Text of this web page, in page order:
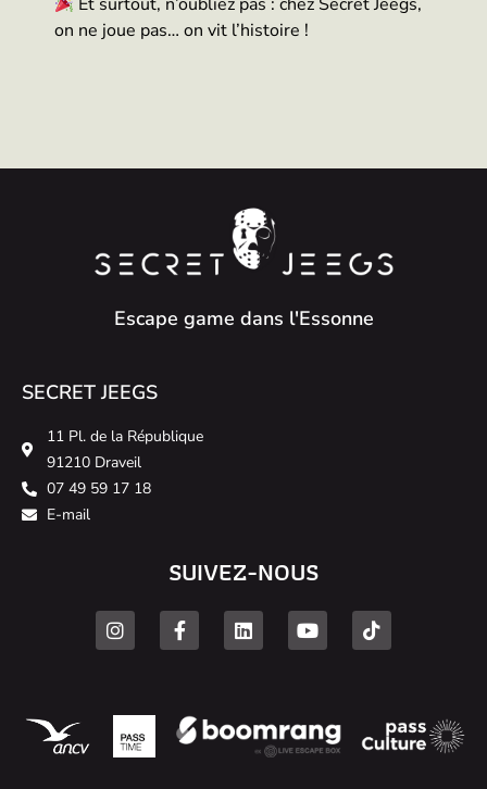
Et surtout, n’oubliez pas : chez Secret Jeegs,
on ne joue pas… on vit l’histoire !
Escape game dans l'Essonne
SECRET JEEGS
11 Pl. de la République
91210 Draveil
07 49 59 17 18
E-mail
SUIVEZ-NOUS